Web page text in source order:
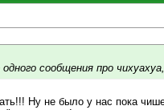
сообщения про
Ну не было у нас пока